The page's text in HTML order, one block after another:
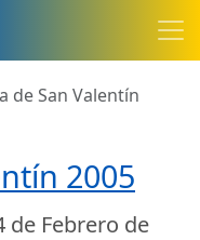
de San Valentín
2005
de Febrero de